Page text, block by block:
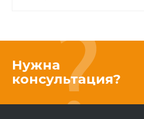
Нужна
консультация?